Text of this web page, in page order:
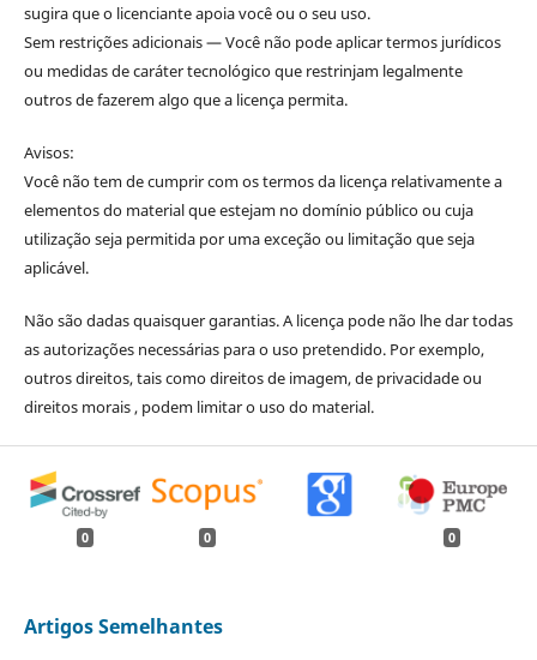
sugira que o licenciante apoia você ou o seu uso.
Sem restrições adicionais — Você não pode aplicar termos jurídicos
ou medidas de caráter tecnológico que restrinjam legalmente
outros de fazerem algo que a licença permita.
Avisos:
Você não tem de cumprir com os termos da licença relativamente a
elementos do material que estejam no domínio público ou cuja
utilização seja permitida por uma exceção ou limitação que seja
aplicável.
Não são dadas quaisquer garantias. A licença pode não lhe dar todas
as autorizações necessárias para o uso pretendido. Por exemplo,
outros direitos, tais como direitos de imagem, de privacidade ou
direitos morais , podem limitar o uso do material.
0 0 0
Artigos Semelhantes